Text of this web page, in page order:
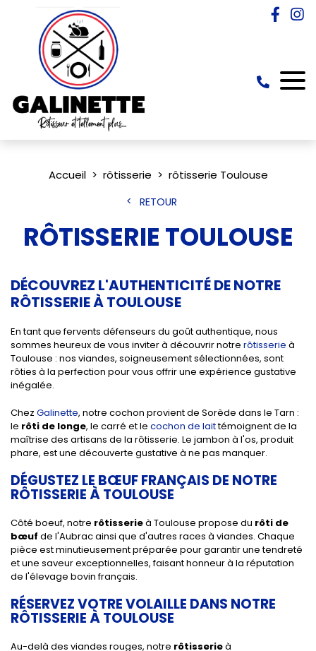
Accueil rôtisserie rôtisserie Toulouse
RETOUR
RÔTISSERIE TOULOUSE
DÉCOUVREZ L'AUTHENTICITÉ DE NOTRE
RÔTISSERIE À TOULOUSE
En tant que fervents défenseurs du goût authentique, nous
sommes heureux de vous inviter à découvrir notre rôtisserie à
Toulouse : nos viandes, soigneusement sélectionnées, sont
rôties à la perfection pour vous offrir une expérience gustative
inégalée.
Chez Galinette, notre cochon provient de Sorède dans le Tarn :
le rôti de longe, le carré et le cochon de laittémoignent de la
maîtrise des artisans de la rôtisserie. Le jambon à l'os, produit
phare, est une découverte gustative à ne pas manquer.
DÉGUSTEZ LE BŒUF FRANÇAIS DE NOTRE
RÔTISSERIE À TOULOUSE
Côté boeuf, notre rôtisserieà Toulouse propose du rôti de
bœuf de l'Aubrac ainsi que d'autres races à viandes. Chaque
pièce est minutieusement préparée pour garantir une tendreté
et une saveur exceptionnelles, faisant honneur à la réputation
de l'élevage bovin français.
RÉSERVEZ VOTRE VOLAILLE DANS NOTRE
RÔTISSERIE À TOULOUSE
Au-delà des viandes rouges, notre rôtisserieà